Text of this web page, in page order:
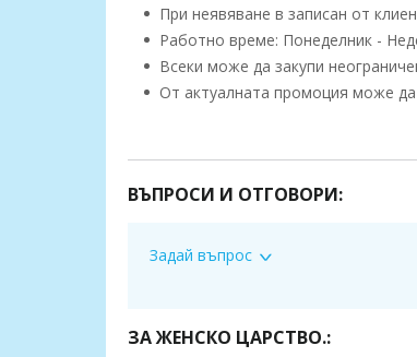
При неявяване в записан от
Работно време: Понеделник -
Всеки може да закупи
От актуалната промоция може да
Масажът се извършва от
терапии!
*Арома масажътсе прави с еко
Тонизиращият масаж
Повече за масажа:
ВЪПРОСИ И ОТГОВОРИ:
Задай въпрос
ЗА ЖЕНСКО ЦАРСТВО.: